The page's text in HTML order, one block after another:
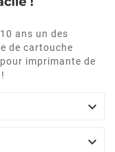
ans un des
de cartouche
imprimante de

